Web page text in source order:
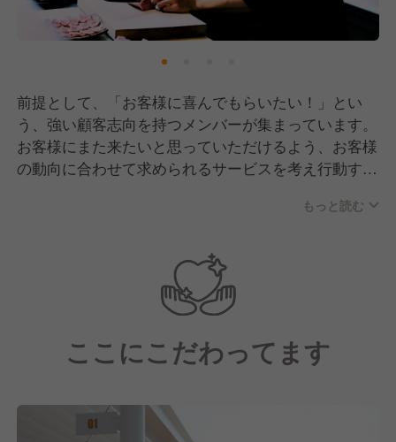
きかをしっかり考え行動することに注力しています。
一社員からのアイデアが元になりブランド展開するケ
ースも数多くあります！
これからもこれらの動きを加速させ、ブランディング
とビジョンの実現を目指します！
前提として、「お客様に喜んでもらいたい！」とい
う、強い顧客志向を持つメンバーが集まっています。
お客様にまた来たいと思っていただけるよう、お客様
の動向に合わせて求められるサービスを考え行動す
る、すべてはお客様の為に仕事をします。
■□実際に働いているスタッフ□■
肉和食 月火水木金土日でホールスタッフとしてアル
バイトの教育、シフトやメニューの作成、予約サイト
や人件費の管理を行っています。ワインエキスパート
をかけることが当面の目標です。
もっと読む
ここにこだわってます